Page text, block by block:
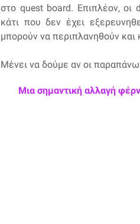
στο quest board. Επιπλέον, οι
κάτι που δεν έχει
μπορούν να περιπλανηθούν
Μένει να δούμε αν οι
Μια σημαντική αλλαγή